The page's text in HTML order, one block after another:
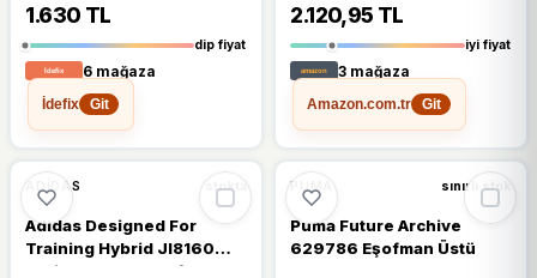
1.630 TL
dip fiyat
6 mağaza
İdefix
Git
2.120,95 TL
iyi fiyat
3 mağaza
Amazon.com.tr
Git
%15
ADIDAS stokta
Adidas Designed For
Training Hybrid JI8160
Lacivert Erkek Eşofman
%17
PUMA sınırlı stok
Puma Future Archive
629786 Eşofman Üstü